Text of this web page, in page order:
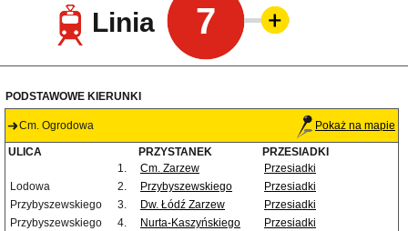
Linia 7
PODSTAWOWE KIERUNKI
Cm. Ogrodowa Pokaż na mapie
ULICA PRZYSTANEK
PRZESIADKI
1.
Cm. Zarzew
Przesiadki
Lodowa
2. Przybyszewskiego
Przesiadki
Przybyszewskiego
3. Dw. Łódź Zarzew
Przesiadki
Przybyszewskiego
4. Nurta-Kaszyńskiego
Przesiadki